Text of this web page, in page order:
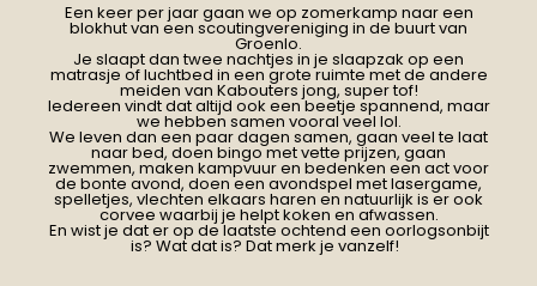
Een keer per jaar gaan we op zomerkamp naar een
blokhut van een scoutingvereniging in de buurt van
Groenlo.
Je slaapt dan twee nachtjes in je slaapzak op een
matrasje of luchtbed in een grote ruimte met de andere
meiden van Kabouters jong, super tof!
Iedereen vindt dat altijd ook een beetje spannend, maar
we hebben samen vooral veel lol.
We leven dan een paar dagen samen, gaan veel te laat
naar bed, doen bingo met vette prijzen, gaan
zwemmen, maken kampvuur en bedenken een act voor
de bonte avond, doen een avondspel met lasergame,
spelletjes, vlechten elkaars haren en natuurlijk is er ook
corvee waarbij je helpt koken en afwassen.
En wist je dat er op de laatste ochtend een oorlogsonbijt
is? Wat dat is? Dat merk je vanzelf!